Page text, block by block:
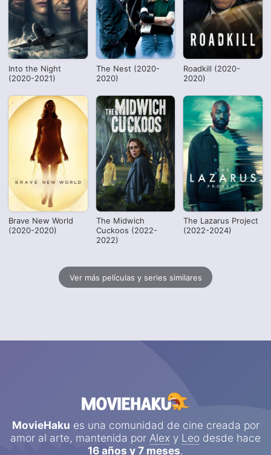
Into the Night
(2020-2021)
The Nest (2020-
2020)
Roadkill (2020-
2020)
Brave New World
(2020-2020)
The Midwich
Cuckoos (2022-
2022)
The Lazarus Project
(2022-2024)
Ver más películas y series similares
MovieHaku es una comunidad de cine creada por
amor al arte, mantenida por Alex y Leo desde hace
16 años y 7 meses.